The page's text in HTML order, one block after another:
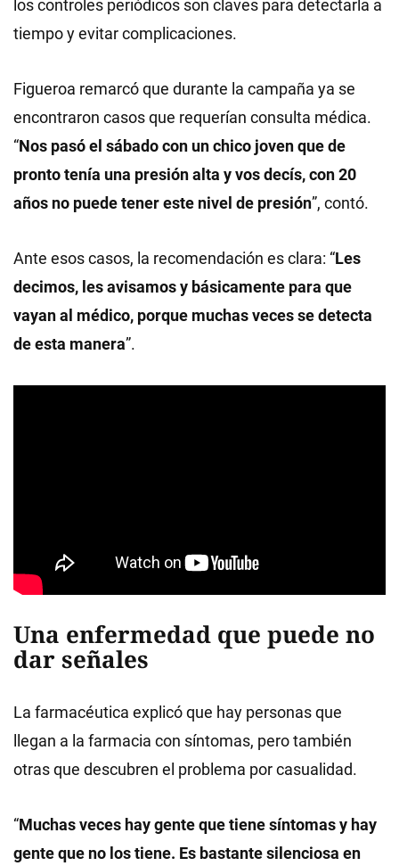
los controles periódicos son claves para detectarla a
tiempo y evitar complicaciones.
Figueroa remarcó que durante la campaña ya se
encontraron casos que requerían consulta médica.
“Nos pasó el sábado con un chico joven que de
pronto tenía una presión alta y vos decís, con 20
años no puede tener este nivel de presión”, contó.
Ante esos casos, la recomendación es clara: “Les
decimos, les avisamos y básicamente para que
vayan al médico, porque muchas veces se detecta
de esta manera”.
Una enfermedad que puede no
dar señales
La farmacéutica explicó que hay personas que
llegan a la farmacia con síntomas, pero también
otras que descubren el problema por casualidad.
“Muchas veces hay gente que tiene síntomas y hay
gente que no los tiene. Es bastante silenciosa en